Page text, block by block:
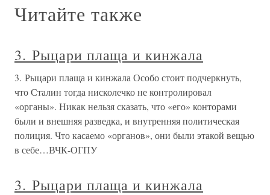
Читайте также
3. Рыцари плаща и кинжала
3. Рыцари плаща и кинжала Особо стоит подчеркнуть,
что Сталин тогда нисколечко не контролировал
«органы». Никак нельзя сказать, что «его» конторами
были и внешняя разведка, и внутренняя политическая
полиция. Что касаемо «органов», они были этакой вещью
в себе…ВЧК-ОГПУ
3. Рыцари плаща и кинжала